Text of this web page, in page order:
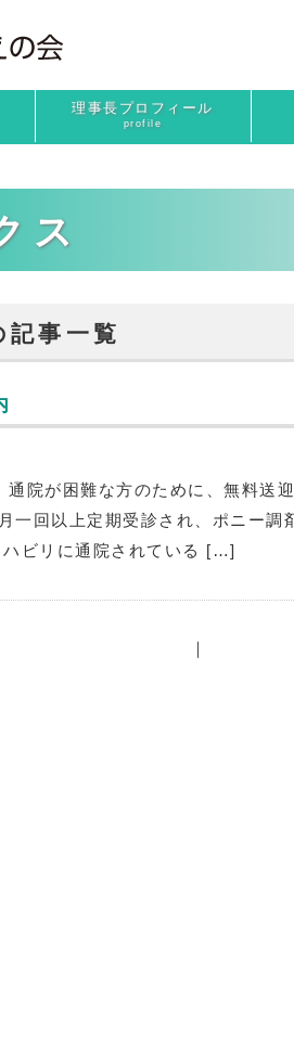
理事長プロフィール
profile
ス
事一覧
通院が困難な方のために、無料送
一回以上定期受診され、ポニー調
ビリに通院されている […]
｜